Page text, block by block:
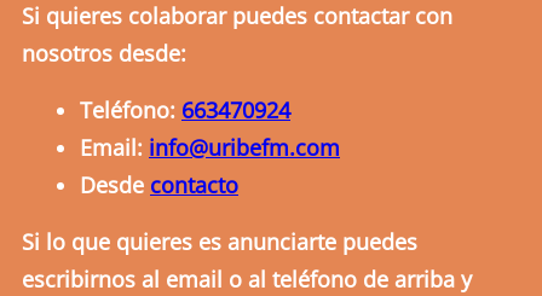
Si quieres colaborar puedes contactar con
nosotros desde:
Teléfono: 663470924
Email: info@uribefm.com
Desde contacto
Si lo que quieres es anunciarte puedes
escribirnos al email o al teléfono de arriba y